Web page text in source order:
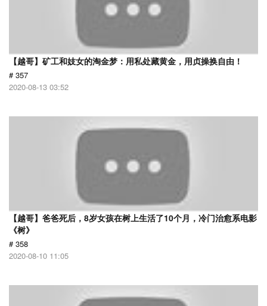
【越哥】矿工和妓女的淘金梦：用私处藏黄金，用贞操换自由！
# 357
2020-08-13 03:52
【越哥】爸爸死后，8岁女孩在树上生活了10个月，冷门治愈系电影
《树》
# 358
2020-08-10 11:05